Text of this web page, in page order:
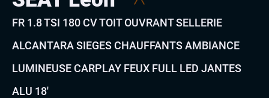
FR 1.8 TSI 180 CV TOIT OUVRANT SELLERIE
ALCANTARA SIEGES CHAUFFANTS AMBIANCE
LUMINEUSE CARPLAY FEUX FULL LED JANTES
ALU 18′